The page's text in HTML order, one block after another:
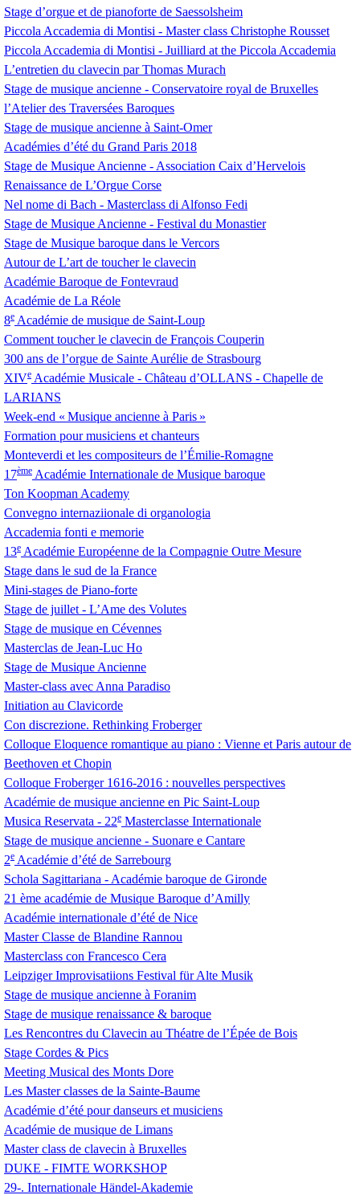
Stage d’orgue et de pianoforte de Saessolsheim
Piccola Accademia di Montisi - Master class Christophe Rousset
Piccola Accademia di Montisi - Juilliard at the Piccola Accademia
L’entretien du clavecin par Thomas Murach
Stage de musique ancienne - Conservatoire royal de Bruxelles
l’Atelier des Traversées Baroques
Stage de musique ancienne à Saint-Omer
Académies d’été du Grand Paris 2018
Stage de Musique Ancienne - Association Caix d’Hervelois
Renaissance de L’Orgue Corse
Nel nome di Bach - Masterclass di Alfonso Fedi
Stage de Musique Ancienne - Festival du Monastier
Stage de Musique baroque dans le Vercors
Autour de L’art de toucher le clavecin
Académie Baroque de Fontevraud
Académie de La Réole
8e Académie de musique de Saint-Loup
Comment toucher le clavecin de François Couperin
300 ans de l’orgue de Sainte Aurélie de Strasbourg
XIVe Académie Musicale - Château d’OLLANS - Chapelle de
LARIANS
Week-end « Musique ancienne à Paris »
Formation pour musiciens et chanteurs
Monteverdi et les compositeurs de l’Émilie-Romagne
17ème Académie Internationale de Musique baroque
Ton Koopman Academy
Convegno internaziionale di organologia
Accademia fonti e memorie
13e Académie Européenne de la Compagnie Outre Mesure
Stage dans le sud de la France
Mini-stages de Piano-forte
Stage de juillet - L’Ame des Volutes
Stage de musique en Cévennes
Masterclas de Jean-Luc Ho
Stage de Musique Ancienne
Master-class avec Anna Paradiso
Initiation au Clavicorde
Con discrezione. Rethinking Froberger
Colloque Eloquence romantique au piano : Vienne et Paris autour de
Beethoven et Chopin
Colloque Froberger 1616-2016 : nouvelles perspectives
Académie de musique ancienne en Pic Saint-Loup
Musica Reservata - 22e Masterclasse Internationale
Stage de musique ancienne - Suonare e Cantare
2e Académie d’été de Sarrebourg
Schola Sagittariana - Académie baroque de Gironde
21 ème académie de Musique Baroque d’Amilly
Académie internationale d’été de Nice
Master Classe de Blandine Rannou
Masterclass con Francesco Cera
Leipziger Improvisatiions Festival für Alte Musik
Stage de musique ancienne à Foranim
Stage de musique renaissance & baroque
Les Rencontres du Clavecin au Théatre de l’Épée de Bois
Stage Cordes & Pics
Meeting Musical des Monts Dore
Les Master classes de la Sainte-Baume
Académie d’été pour danseurs et musiciens
Académie de musique de Limans
Master class de clavecin à Bruxelles
DUKE - FIMTE WORKSHOP
29-. Internationale Händel-Akademie